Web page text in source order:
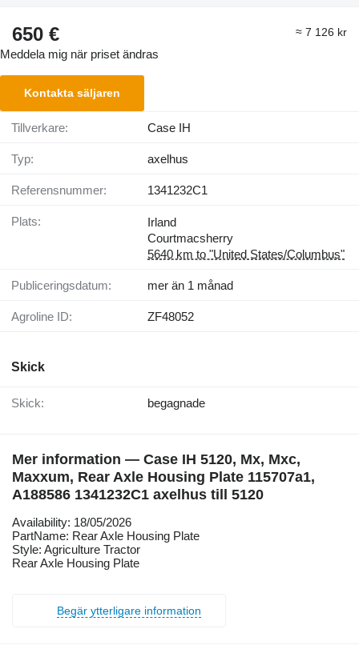
650 € ≈ 7 126 kr
Meddela mig när priset ändras
Kontakta säljaren
Tillverkare: Case IH
Typ: axelhus
Referensnummer: 1341232C1
Plats:
Irland
Courtmacsherry
5640 km to "United States/Columbus"
Publiceringsdatum: mer än 1 månad
Agroline ID: ZF48052
Skick
Skick: begagnade
Mer information — Case IH 5120, Mx, Mxc,
Maxxum, Rear Axle Housing Plate 115707a1,
A188586 1341232C1 axelhus till 5120
Availability: 18/05/2026
PartName: Rear Axle Housing Plate
Style: Agriculture Tractor
Rear Axle Housing Plate
Begär ytterligare information